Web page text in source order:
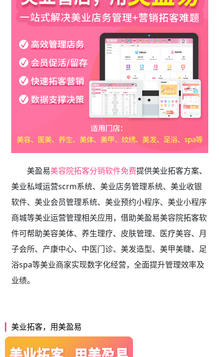
美盈易美容院拓客分销软件免费提供美业拓客方案、
美业私域运营scrm系统、 美业店务管理系统、美业收银
软件、美业会员管理系统、美业预约小程序、美业小程序
商城等美业运营管理相关应用，借助美盈易美容院拓客软
件可帮助美容美体、养生理疗、皮肤管理、医疗美容、月
子会所、产康中心、中医门诊、美发造型、美甲美睫、足
浴spa等美业商家实现数字化经营，全面提升管理效率及
业绩。
美业拓客，用美盈易